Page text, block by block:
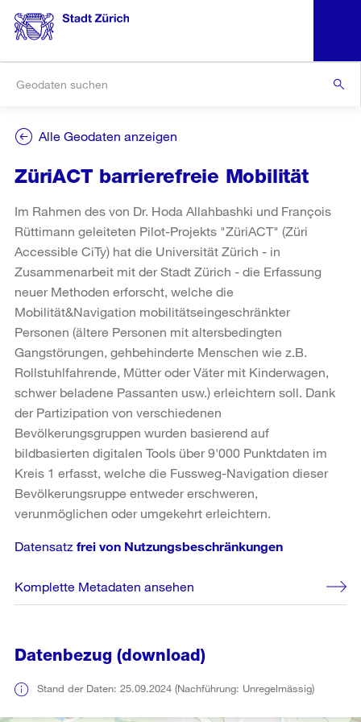
Alle Geodaten anzeigen
ZüriACT barrierefreie Mobilität
Im Rahmen des von Dr. Hoda Allahbashki und François
Rüttimann geleiteten Pilot-Projekts "ZüriACT" (Züri
Accessible CiTy) hat die Universität Zürich - in
Zusammenarbeit mit der Stadt Zürich - die Erfassung
neuer Methoden erforscht, welche die
Mobilität&Navigation mobilitätseingeschränkter
Personen (ältere Personen mit altersbedingten
Gangstörungen, gehbehinderte Menschen wie z.B.
Rollstuhlfahrende, Mütter oder Väter mit Kinderwagen,
schwer beladene Passanten usw.) erleichtern soll. Dank
der Partizipation von verschiedenen
Bevölkerungsgruppen wurden basierend auf
bildbasierten digitalen Tools über 9'000 Punktdaten im
Kreis 1 erfasst, welche die Fussweg-Navigation dieser
Bevölkerungsruppe entweder erschweren,
verunmöglichen oder umgekehrt erleichtern.
Datensatz frei von Nutzungsbeschränkungen
Komplette Metadaten ansehen
Datenbezug (download)
Stand der Daten: 25.09.2024 (Nachführung: Unregelmässig)